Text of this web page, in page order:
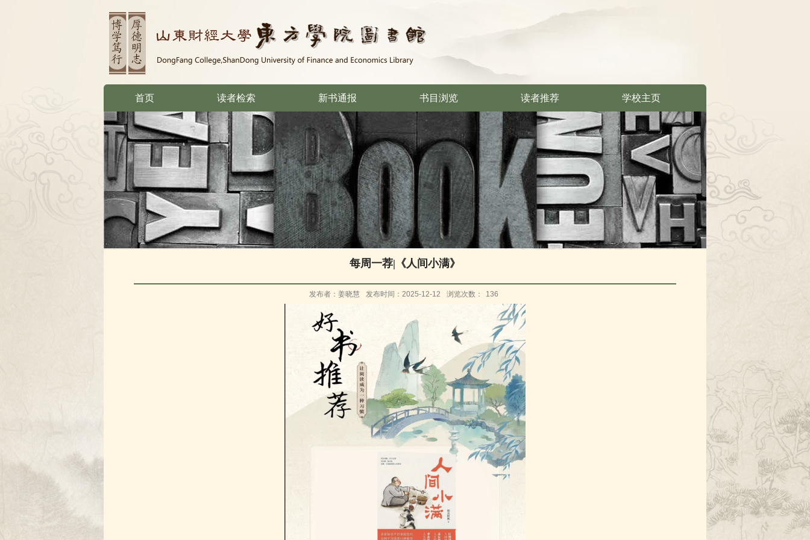
首页 读者检索 新书通报 书目浏览 读者推荐 学校主页
每周一荐|《人间小满》
发布者：姜晓慧 发布时间：2025-12-12 浏览次数： 136